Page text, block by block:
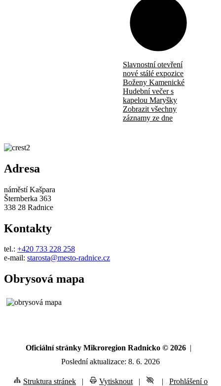
Slavnostní otevření
nové stálé expozice
Boženy Kamenické
Hudební večer s
kapelou Maryšky
Zobrazit všechny
záznamy ze dne
Adresa
náměstí Kašpara
Šternberka 363
338 28 Radnice
Kontakty
tel.: +420 733 228 258
e-mail: starosta@mesto-radnice.cz
Obrysová mapa
Oficiální stránky Mikroregion Radnicko © 2026 |
Poslední aktualizace: 8. 6. 2026
Struktura stránek | Vytisknout | | Prohlášení o